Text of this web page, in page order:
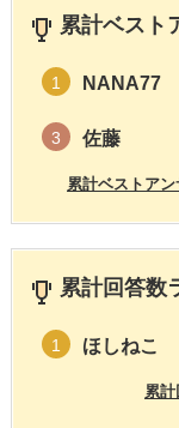
累計ベスト
1 NANA77
3 佐藤
累計ベストア
累計回答数
1 ほしねこ
累